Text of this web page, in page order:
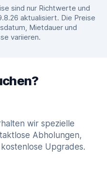
sind nur Richtwerte und
aktualisiert. Die Preise
Mietdauer und
variieren.
wir spezielle
Abholungen,
Upgrades.